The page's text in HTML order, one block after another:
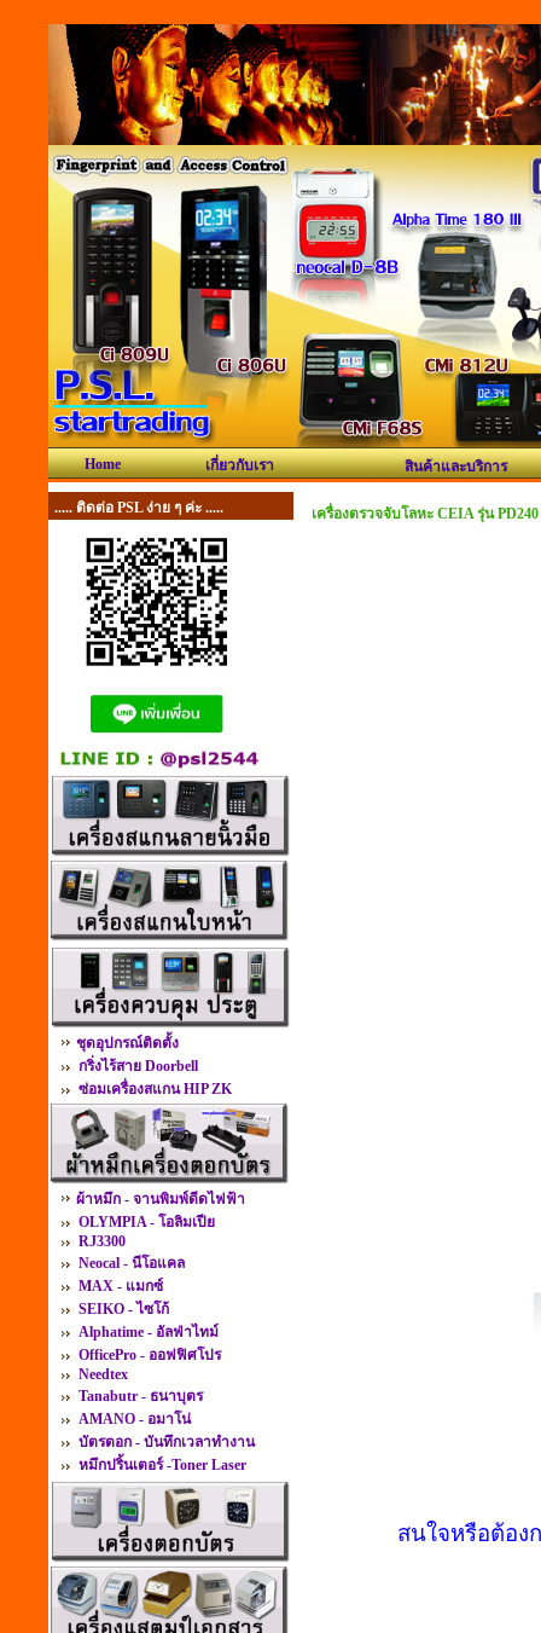
Home เกี่ยวกับเรา สินค้าและบริการ
..... ติดต่อ PSL ง่าย ๆ ค่ะ .....
ชุดอุปกรณ์ติดตั้ง
กริ่งไร้สาย Doorbell
ซ่อมเครื่องสแกน HIP ZK
ผ้าหมึก - จานพิมพ์ดีดไฟฟ้า
OLYMPIA - โอลิมเปีย
RJ3300
Neocal - นีโอแคล
MAX - แมกซ์
SEIKO - ไซโก้
Alphatime - อัลฟ่าไทม์
OfficePro - ออฟฟิศโปร
Needtex
Tanabutr - ธนาบุตร
AMANO - อมาโน่
บัตรตอก - บันทึกเวลาทำงาน
หมึกปริ้นเตอร์ -Toner Laser
เครื่องตรวจจับโลหะ CEIA รุ่น PD240
สนใจหรือต้อง